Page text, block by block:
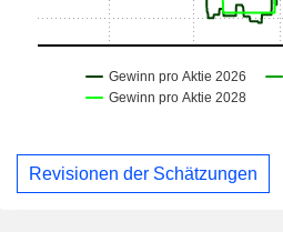
Revisionen der Schätzungen